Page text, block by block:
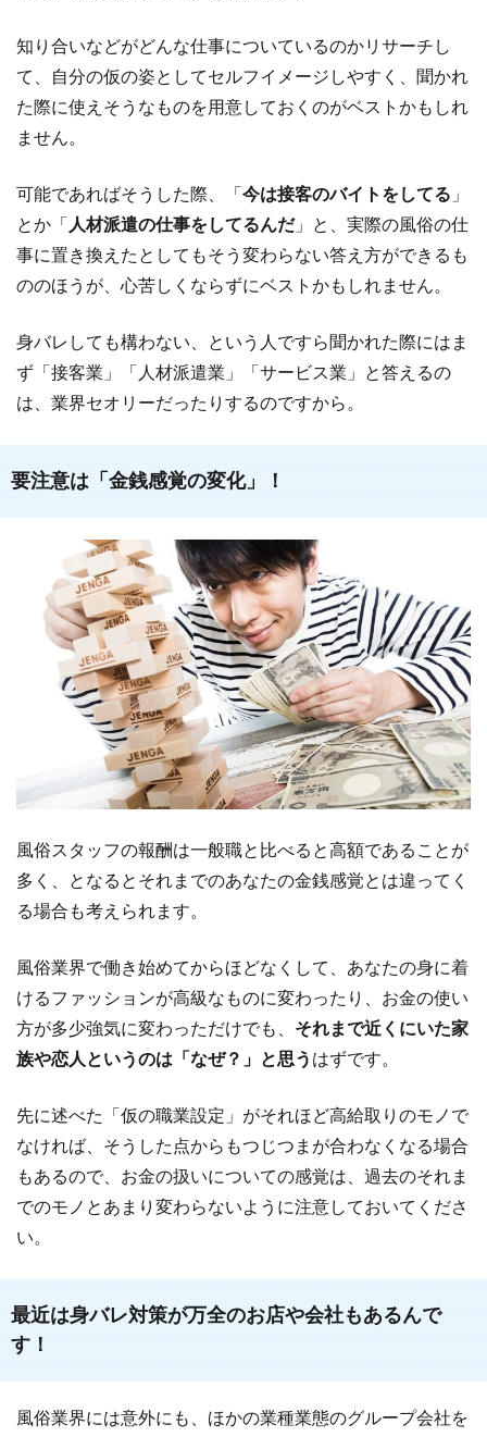
知り合いなどがどんな仕事についているのかリサーチし
て、自分の仮の姿としてセルフイメージしやすく、聞かれ
た際に使えそうなものを用意しておくのがベストかもしれ
ません。
可能であればそうした際、「 今は接客のバイトをしてる 」
とか「 人材派遣の仕事をしてるんだ」と、実際の風俗の仕
事に置き換えたとしてもそう変わらない答え方ができるも
ののほうが、心苦しくならずにベストかもしれません。
身バレしても構わない、という人ですら聞かれた際にはま
ず「接客業」「人材派遣業」「サービス業」と答えるの
は、業界セオリーだったりするのですから。
要注意は「金銭感覚の変化」！
風俗スタッフの報酬は一般職と比べると高額であることが
多く、となるとそれまでのあなたの金銭感覚とは違ってく
る場合も考えられます。
風俗業界で働き始めてからほどなくして、あなたの身に着
けるファッションが高級なものに変わったり、お金の使い
方が多少強気に変わっただけでも、 それまで近くにいた家
族や恋人というのは「なぜ？」と思う はずです。
先に述べた「仮の職業設定」がそれほど高給取りのモノで
なければ、そうした点からもつじつまが合わなくなる場合
もあるので、お金の扱いについての感覚は、過去のそれま
でのモノとあまり変わらないように注意しておいてくださ
い。
最近は身バレ対策が万全のお店や会社もあるんで
す！
風俗業界には意外にも、ほかの業種業態のグループ会社を